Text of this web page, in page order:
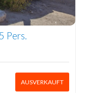
Pers.
AUSVERKAUFT